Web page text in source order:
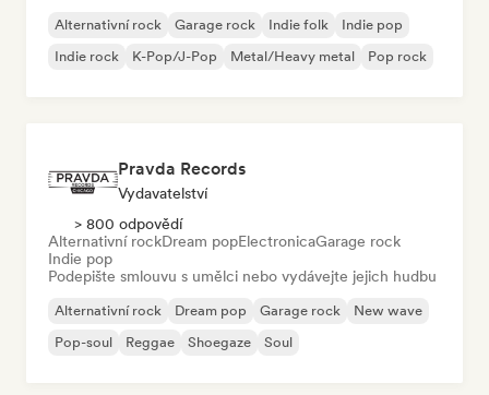
Alternativní rock Garage rock Indie folk
Indie pop
Indie rock
K-Pop/J-Pop Metal/Heavy metal Pop rock
Pravda Records
Vydavatelství
> 800 odpovědí
Alternativní rockDream popElectronicaGarage rock
Indie pop
Podepište smlouvu s umělci nebo vydávejte jejich hudbu
Alternativní rock Dream pop Garage rock
New wave
Pop-soul
Reggae Shoegaze Soul